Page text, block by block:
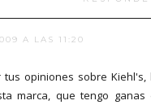
A LAS 11:20
opiniones sobre Kiehl's,
marca, que tengo ganas